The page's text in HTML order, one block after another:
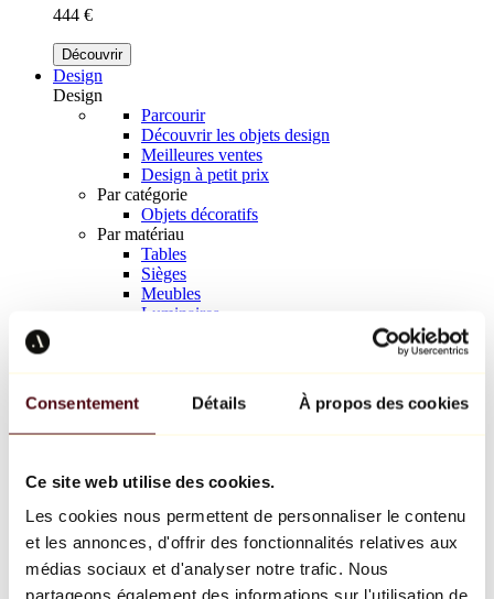
Consentement Détails À propos des cookies
Ce site web utilise des cookies.
Les cookies nous permettent de personnaliser le contenu
et les annonces, d'offrir des fonctionnalités relatives aux
médias sociaux et d'analyser notre trafic. Nous
partageons également des informations sur l'utilisation de
444 €
Découvrir
Design
Design
Parcourir
Découvrir les objets design
Meilleures ventes
Design à petit prix
Par catégorie
Objets décoratifs
Par matériau
Tables
Sièges
Meubles
Luminaires
Richard Orlinski
Keith Haring
Jeff Koons
Jean-Michel Basquiat
Tous les designers
Œuvre de la semaine